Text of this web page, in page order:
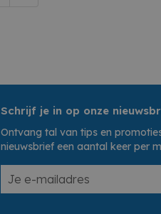
Schrijf je in op onze
Ontvang tal van tips en
nieuwsbrief een aantal keer per